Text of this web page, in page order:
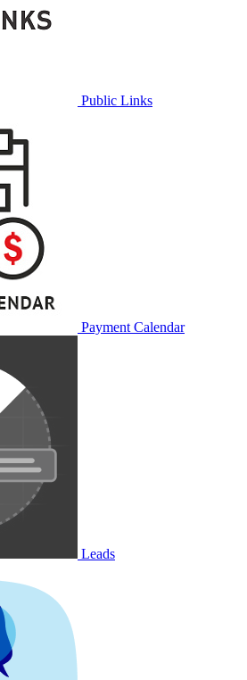
Public Links
Payment Calendar
Leads